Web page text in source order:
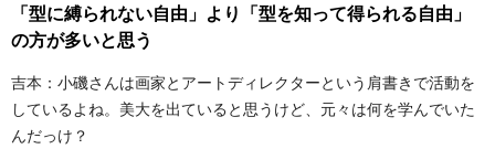
「型に縛られない自由」より「型を知って得られる自由」
の方が多いと思う
吉本：小磯さんは画家とアートディレクターという肩書きで活動を
しているよね。美大を出ていると思うけど、元々は何を学んでいた
んだっけ？